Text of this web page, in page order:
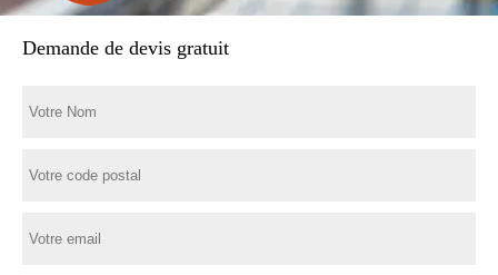
Demande de devis gratuit